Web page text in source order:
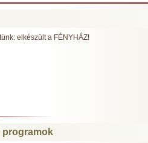
elkészült a FÉNYHÁZ!
programok